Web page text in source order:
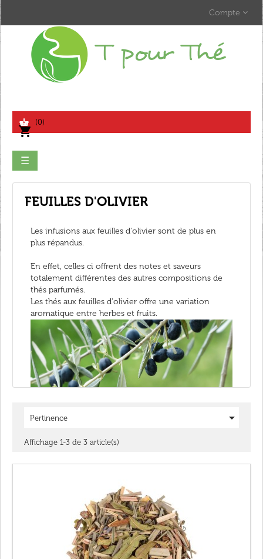
Compte
shopping_cart
(0)
search
Basculer
la
navigation
☰
FEUILLES D'OLIVIER
Les infusions aux feuilles d'olivier sont de plus en
plus répandus.
En effet, celles ci offrent des notes et saveurs
totalement différentes des autres compositions de
thés parfumés.
Les thés aux feuilles d'olivier offre une variation
aromatique entre herbes et fruits.
Pertinence 
Affichage 1-3 de 3 article(s)